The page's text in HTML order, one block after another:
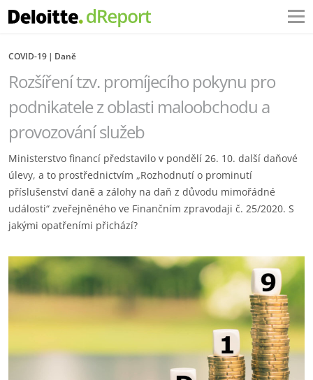
COVID-19 Daně
Rozšíření tzv. promíjecího pokynu pro
podnikatele z oblasti maloobchodu a
provozování služeb
Ministerstvo financí představilo v pondělí 26. 10. další daňové
úlevy, a to prostřednictvím „Rozhodnutí o prominutí
příslušenství daně a zálohy na daň z důvodu mimořádné
události“ zveřejněného ve Finančním zpravodaji č. 25/2020. S
jakými opatřeními přichází?